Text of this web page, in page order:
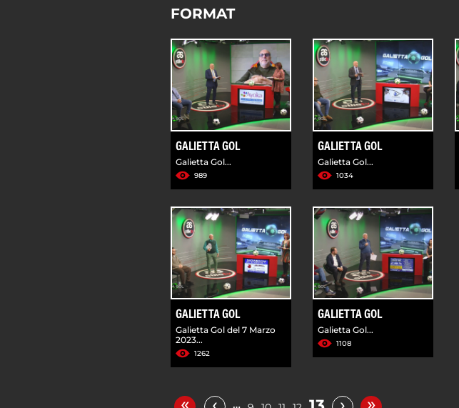
FORMAT
GALIETTA GOL
Galietta Gol...
989
GALIETTA GOL
Galietta Gol...
1034
GALIETTA GOL
Galietta Gol del 7 Marzo
2023...
1262
GALIETTA GOL
Galietta Gol...
1108
« … »